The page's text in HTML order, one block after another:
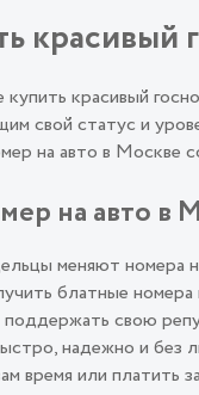
красивый
красивый
свой статус и
на авто в Москве
на авто в
меняют номера
блатные
свою
надежно и без
время или платить